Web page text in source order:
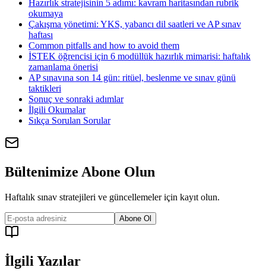
Hazırlık stratejisinin 5 adımı: kavram haritasından rubrik
okumaya
Çakışma yönetimi: YKS, yabancı dil saatleri ve AP sınav
haftası
Common pitfalls and how to avoid them
İSTEK öğrencisi için 6 modüllük hazırlık mimarisi: haftalık
zamanlama önerisi
AP sınavına son 14 gün: ritüel, beslenme ve sınav günü
taktikleri
Sonuç ve sonraki adımlar
İlgili Okumalar
Sıkça Sorulan Sorular
Bültenimize Abone Olun
Haftalık sınav stratejileri ve güncellemeler için kayıt olun.
Abone Ol
İlgili Yazılar